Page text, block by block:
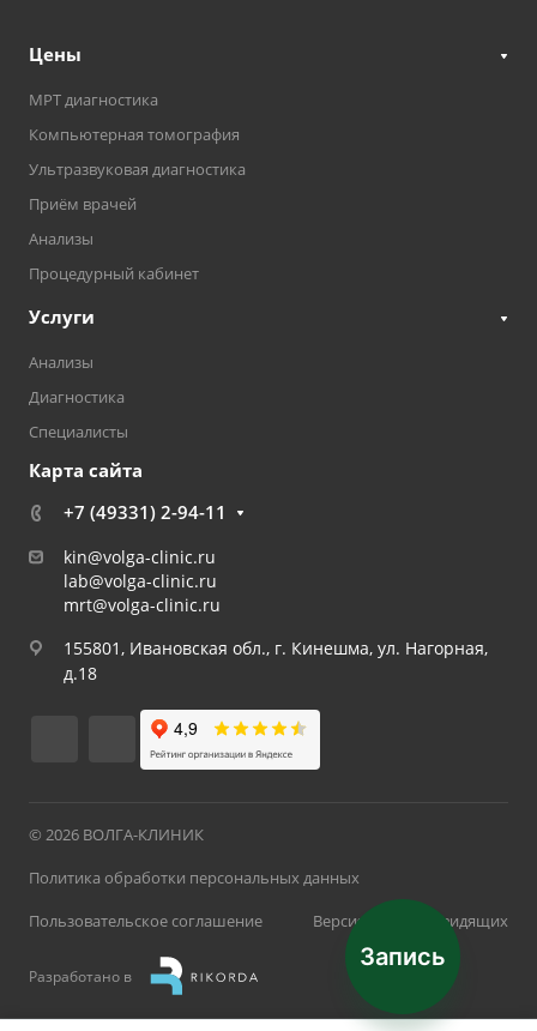
Цены
МРТ диагностика
Компьютерная томография
Ультразвуковая диагностика
Приём врачей
Анализы
Процедурный кабинет
Услуги
Анализы
Диагностика
Специалисты
Карта сайта
+7 (49331) 2-94-11
kin@volga-clinic.ru
lab@volga-clinic.ru
mrt@volga-clinic.ru
155801, Ивановская обл., г. Кинешма, ул. Нагорная,
д.18
© 2026 ВОЛГА-КЛИНИК
Политика обработки персональных данных
Пользовательское соглашение
Версия для слабовидящих
Разработано в
Запись